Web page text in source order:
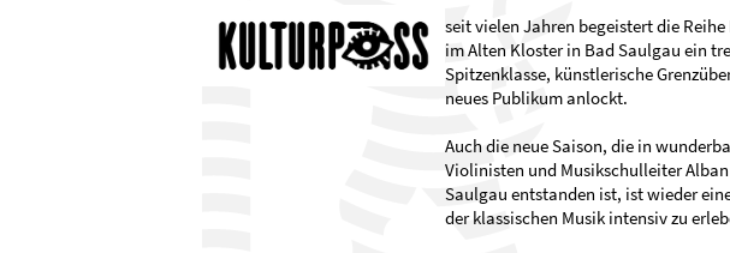
seit vielen Jahren begeistert die Reihe
im Alten Kloster in Bad Saulgau ein
Spitzenklasse, künstlerische
neues Publikum anlockt.
Auch die neue Saison, die in
Violinisten und Musikschulleiter
Saulgau entstanden ist, ist wieder
der klassischen Musik intensiv zu